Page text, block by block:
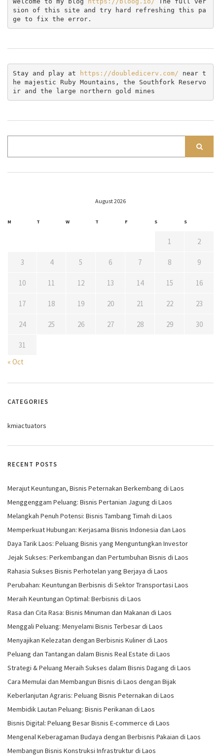
sion of this site and try hard refreshing this pa
ge to fix the error.
Stay and play at https://doubledicerv.com/ near t
he majestic Ruby Mountains, the Southfork Reservo
ir and the large northern gold mines
August 2026
M T W T F S S
1 2
3 4 5 6 7 8 9
10 11 12 13 14 15 16
17 18 19 20 21 22 23
24 25 26 27 28 29 30
31
« Oct
CATEGORIES
kmiactuators
RECENT POSTS
Merajut Keuntungan, Bisnis Peternakan Berkembang di Laos
Menggenggam Peluang: Bisnis Pertanian Jagung di Laos
Melangkah Penuh Potensi: Bisnis Tambang Timah di Laos
Memperkuat Hubungan: Kerjasama Bisnis Indonesia dan Laos
Daya Tarik Laos: Peluang Bisnis yang Menguntungkan Investor
Jejak Sukses: Perkembangan dan Pertumbuhan Bisnis di Laos
Rahasia Sukses Bisnis Perhotelan yang Berjaya di Laos
Perubahan: Keuntungan Berbisnis di Sektor Transportasi Laos
Meraih Keuntungan Optimal: Berbisnis di Laos
Rasa dan Cita Rasa: Bisnis Minuman dan Makanan di Laos
Menggali Peluang: Menyelami Bisnis Terbesar di Laos
Menyajikan Kelezatan dengan Berbisnis Kuliner di Laos
Peluang dan Tantangan dalam Bisnis Real Estate di Laos
Strategi & Peluang Meraih Sukses dalam Bisnis Dagang di Laos
Cara Memulai dan Membangun Bisnis di Laos dengan Bijak
Keberlanjutan Agraris: Peluang Bisnis Peternakan di Laos
Membidik Lautan Peluang: Bisnis Perikanan di Laos
Bisnis Digital: Peluang Besar Bisnis E-commerce di Laos
Mengenal Keberagaman Budaya dengan Berbisnis Pakaian di Laos
Membangun Bisnis Konstruksi Infrastruktur di Laos